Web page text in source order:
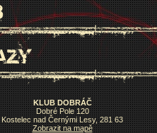
KLUB DOBRÁČ
Dobré Pole 120
Kostelec nad Černými Lesy, 281 63
Zobrazit na mapě